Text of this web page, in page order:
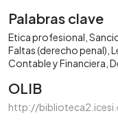
Palabras clave
Etica profesional
Faltas (derecho penal)
Contable y Financiera
OLIB
http://